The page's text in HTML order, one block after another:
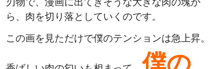
ら、肉を切り落としていくのです。
この画を見ただけで僕のテンションは急上昇。
僕の